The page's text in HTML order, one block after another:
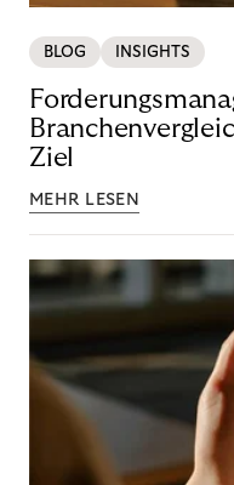
BLOG INSIGHTS
Ziel
MEHR LESEN